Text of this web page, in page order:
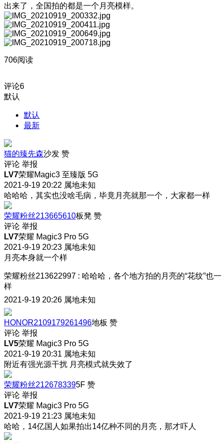
出来了，全国拍的都是一个月亮模样。
706阅读
评论6
默认
默认
最新
猫的臻先森沙发 赞
评论 举报
LV7荣耀Magic3 至臻版 5G
2021-9-19 20:22 属地未知
哈哈哈，其实也没啥毛病，毕竟月亮就那一个，大家都一样
荣耀粉丝213665610板凳 赞
评论 举报
LV7荣耀 Magic3 Pro 5G
2021-9-19 20:23 属地未知
月亮本身就一个样
荣耀粉丝213622997 : 哈哈哈，各个地方拍的月亮的“花纹”也一
样
2021-9-19 20:26 属地未知
HONOR2109179261496地板 赞
评论 举报
LV5荣耀 Magic3 Pro 5G
2021-9-19 20:31 属地未知
附近有强光源干扰 月亮模式就失效了
荣耀粉丝2126783395F 赞
评论 举报
LV7荣耀 Magic3 Pro 5G
2021-9-19 21:23 属地未知
哈哈，14亿国人如果拍出14亿种不同的月亮，那才吓人